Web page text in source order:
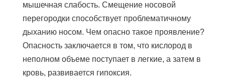
мышечная слабость. Смещение носовой
перегородки способствует проблематичному
дыханию носом. Чем опасно такое проявление?
Опасность заключается в том, что кислород в
неполном объеме поступает в легкие, а затем в
кровь, развивается гипоксия.